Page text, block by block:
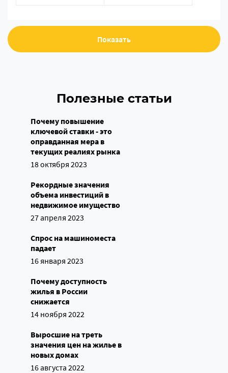
Показать
Полезные статьи
Почему повышение
ключевой ставки - это
оправданная мера в
текущих реалиях рынка
18 октября 2023
Рекордные значения
объема инвестиций в
недвижимое имущество
27 апреля 2023
Спрос на машиноместа
падает
16 января 2023
Почему доступность
жилья в России
снижается
14 ноября 2022
Выросшие на треть
значения цен на жилье в
новых домах
16 августа 2022